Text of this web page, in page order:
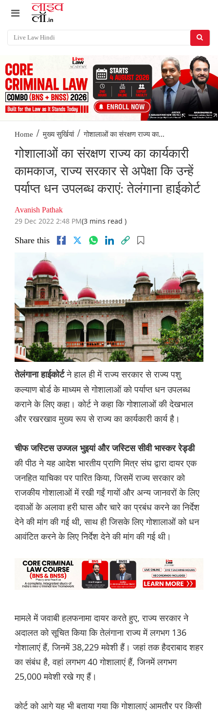
Home / मुख्य सुर्खियां / गोशालाओं का संरक्षण राज्य का...
गोशालाओं का संरक्षण राज्य का कार्यकारी
कामकाज, राज्य सरकार से अपेक्षा कि उन्हें
पर्याप्त धन उपलब्ध कराएं: तेलंगाना हाईकोर्ट
Avanish Pathak
29 Dec 2022 2:48 PM(3 mins read )
Share this
तेलंगाना हाईकोर्टने हाल ही में राज्य सरकार से राज्य पशु
कल्याण बोर्ड के माध्यम से गोशालाओं को पर्याप्त धन उपलब्ध
कराने के लिए कहा। कोर्ट ने कहा कि गोशालाओं की देखभाल
और रखरखाव मुख्य रूप से राज्य का कार्यकारी कार्य है।
चीफ जस्टिस उज्जल भुइयां और जस्टिस सीवी भास्कर रेड्डी
की पीठ ने यह आदेश भारतीय प्राणि मित्र संघ द्वारा दायर एक
जनहित याचिका पर पारित किया, जिसमें राज्य सरकार को
राजकीय गोशालाओं में रखी गईं गायों और अन्य जानवरों के लिए
दवाओं के अलावा हरी घास और चारे का प्रबंध करने का निर्देश
देने की मांग की गई थी, साथ ही जिसके लिए गोशालाओं को धन
आवंटित करने के लिए निर्देश देने की मांग की गई थी।
मामले में जवाबी हलफनामा दायर करते हुए, राज्य सरकार ने
अदालत को सूचित किया कि तेलंगाना राज्य में लगभग 136
गोशालाएं हैं, जिनमें 38,229 मवेशी हैं। जहां तक हैदराबाद शहर
का संबंध है, वहां लगभग 40 गोशालाएं हैं, जिनमें लगभग
25,000 मवेशी रखे गए हैं।
कोर्ट को आगे यह भी बताया गया कि गोशालाएं आमतौर पर किसी